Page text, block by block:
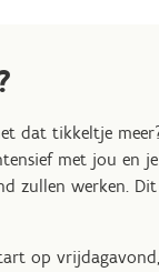
dat tikkeltje
met jou en
zullen werken.
op